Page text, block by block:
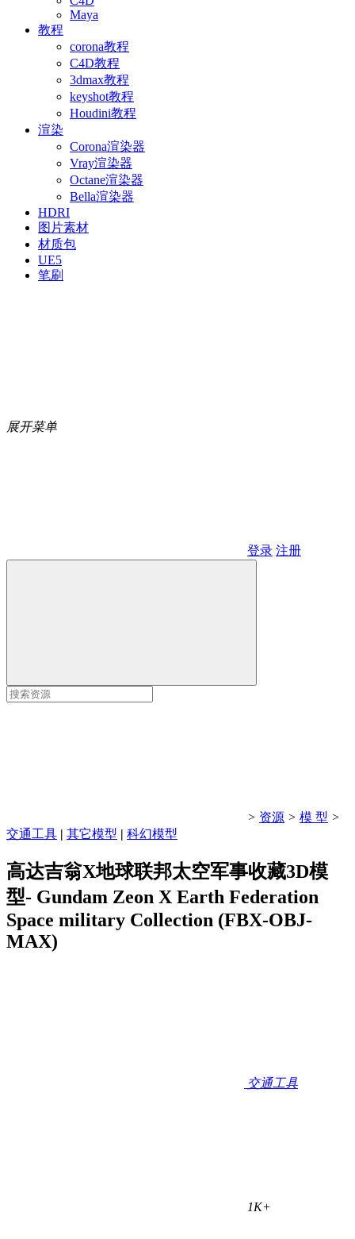
Maya
教程
corona教程
C4D教程
3dmax教程
keyshot教程
Houdini教程
渲染
Corona渲染器
Vray渲染器
Octane渲染器
Bella渲染器
HDRI
图片素材
材质包
UE5
笔刷
展开菜单
登录 注册
> 资源 > 模 型 >
交通工具 | 其它模型 | 科幻模型
高达吉翁X地球联邦太空军事收藏3D模
型- Gundam Zeon X Earth Federation
Space military Collection (FBX-OBJ-
MAX)
交通工具
1K+